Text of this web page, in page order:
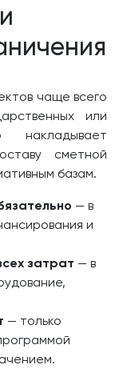
чаще всего
или
накладывает
сметной
базам.
— в
и
затрат — в
— только